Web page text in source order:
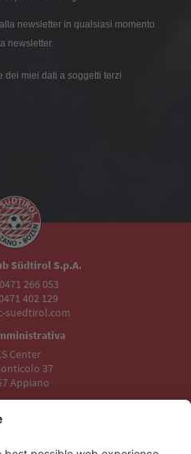
newsletter in qualsiasi momento
newsletter.
dei miei dati a soggetti terzi
Südtirol S.p.A.
266 053
402 129
suedtirol.com
Center
37
Appiano
Druso